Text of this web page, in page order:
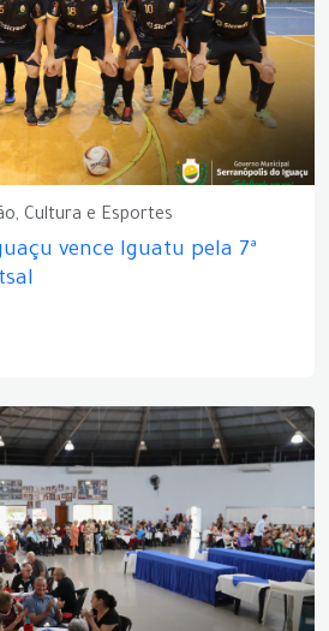
Cultura e Esportes
vence Iguatu pela 7ª